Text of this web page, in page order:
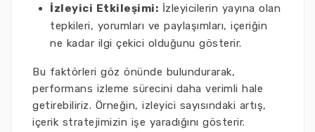
İzleyici Etkileşimi: İzleyicilerin yayına olan
tepkileri, yorumları ve paylaşımları, içeriğin
ne kadar ilgi çekici olduğunu gösterir.
Bu faktörleri göz önünde bulundurarak,
performans izleme sürecini daha verimli hale
getirebiliriz. Örneğin, izleyici sayısındaki artış,
içerik stratejimizin işe yaradığını gösterir.